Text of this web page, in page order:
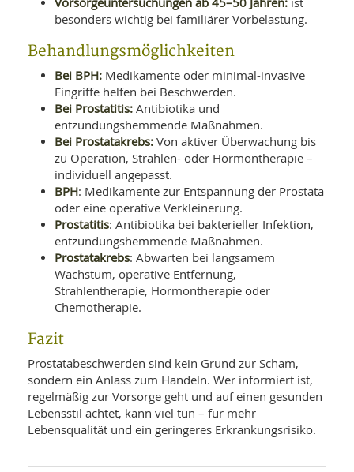
besonders wichtig bei familiärer Vorbelastung.
Behandlungsmöglichkeiten
Bei BPH:Medikamente oder minimal-invasive
Eingriffe helfen bei Beschwerden.
Bei Prostatitis:Antibiotika und
entzündungshemmende Maßnahmen.
Bei Prostatakrebs:Von aktiver Überwachung bis
zu Operation, Strahlen- oder Hormontherapie –
individuell angepasst.
BPH: Medikamente zur Entspannung der Prostata
oder eine operative Verkleinerung.
Prostatitis: Antibiotika bei bakterieller Infektion,
entzündungshemmende Maßnahmen.
Prostatakrebs: Abwarten bei langsamem
Wachstum, operative Entfernung,
Strahlentherapie, Hormontherapie oder
Chemotherapie.
Fazit
Prostatabeschwerden sind kein Grund zur Scham,
sondern ein Anlass zum Handeln. Wer informiert ist,
regelmäßig zur Vorsorge geht und auf einen gesunden
Lebensstil achtet, kann viel tun – für mehr
Lebensqualität und ein geringeres Erkrankungsrisiko.